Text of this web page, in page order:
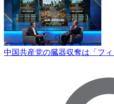
中国共産党の臓器収奪は「フ